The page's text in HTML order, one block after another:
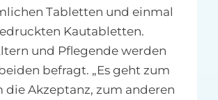
Tabletten und einmal
Kautabletten.
und Pflegende werden
befragt. „Es geht zum
die Akzeptanz, zum anderen